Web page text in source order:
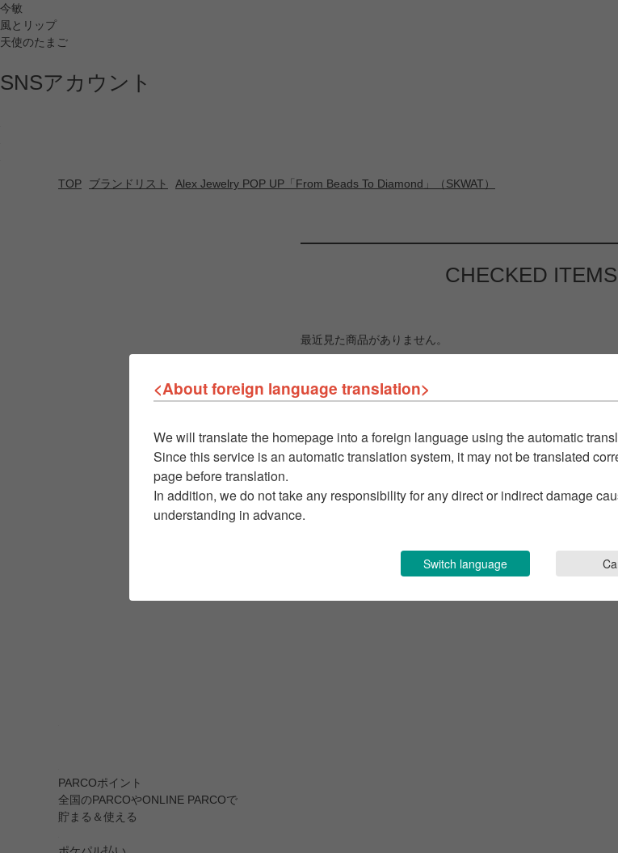
今敏
風とリップ
天使のたまご
SNSアカウント
TOP ブランドリスト Alex Jewelry POP UP「From Beads To Diamond」（SKWAT）
CHECKED ITEMS
最近見た商品がありません。
PARCOポイント
全国のPARCOやONLINE PARCOで
貯まる＆使える
<About foreign language translation>
We will translate the homepage into a foreign language using the automatic
Since this service is an automatic translation system, it may not be translated
page before translation.
In addition, we do not take any responsibility for any direct or indirect damage
understanding in advance.
Switch language